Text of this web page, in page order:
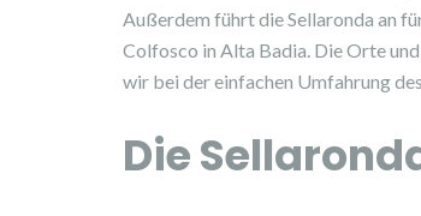
Außerdem führt die Sellaronda an
Colfosco in Alta Badia. Die Orte
wir bei der einfachen Umfahrung
Die